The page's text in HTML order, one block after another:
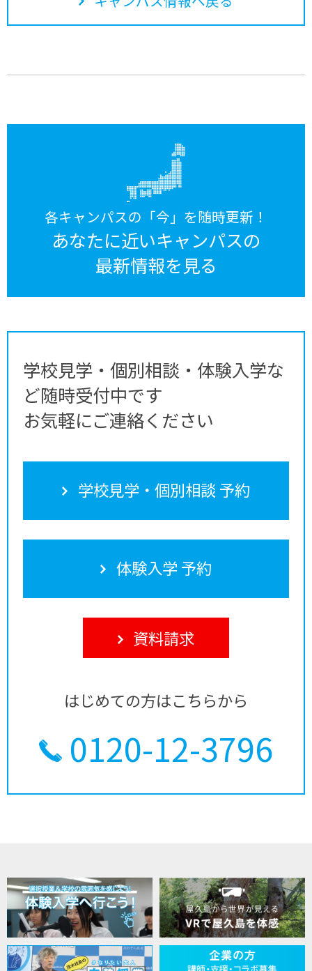
各キャンパスの「今」を随時更新！
あなたに近いキャンパスの
最新情報を見る
学校見学・個別相談・体験入学な
ど随時受付中です
お気軽にご連絡ください
学校見学・個別相談 予約
体験入学 予約
資料請求
はじめての方はこちらから
0120-12-3796